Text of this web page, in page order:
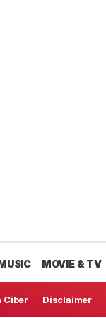
MOVIE & TV
Ciber Disclaimer